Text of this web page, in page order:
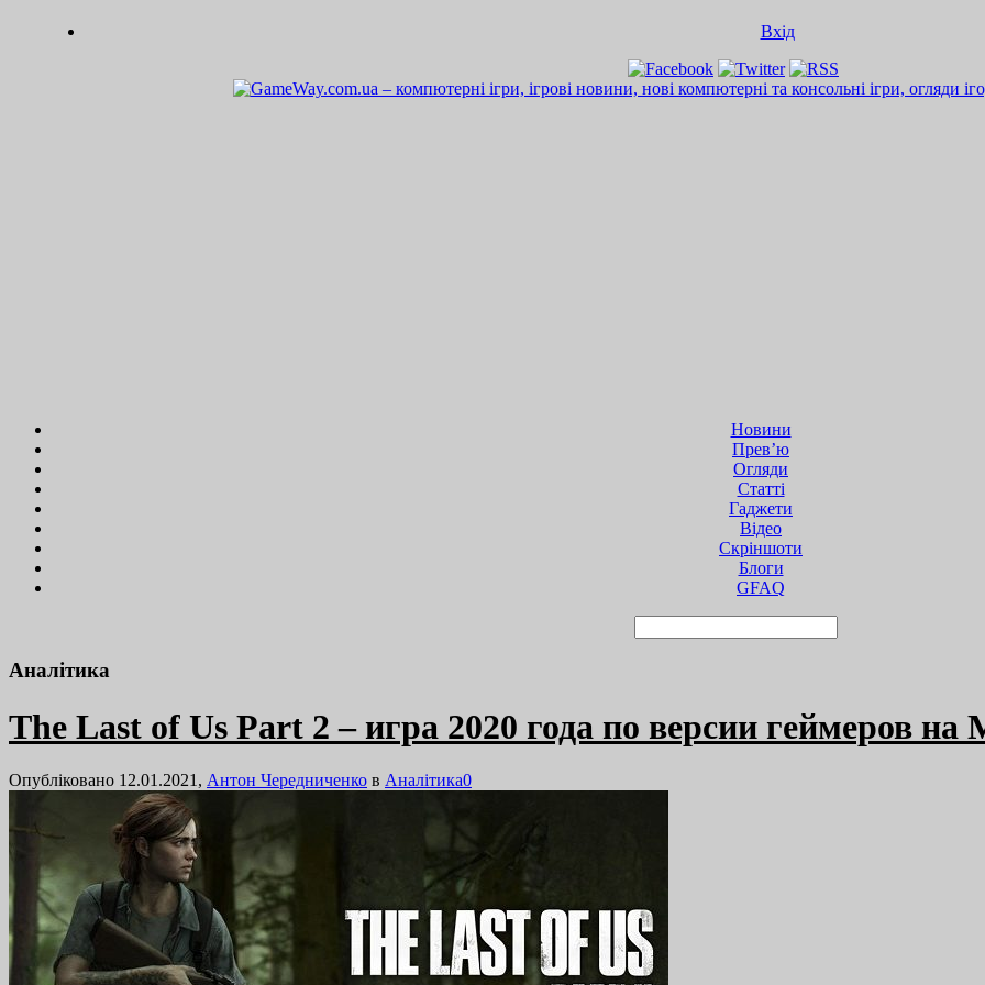
Вхід
Новини
Прев’ю
Огляди
Статті
Гаджети
Відео
Cкріншоти
Блоги
GFAQ
Аналітика
The Last of Us Part 2 – игра 2020 года по версии геймеров на
Опубліковано 12.01.2021, Антон Чередниченко в Аналітика0